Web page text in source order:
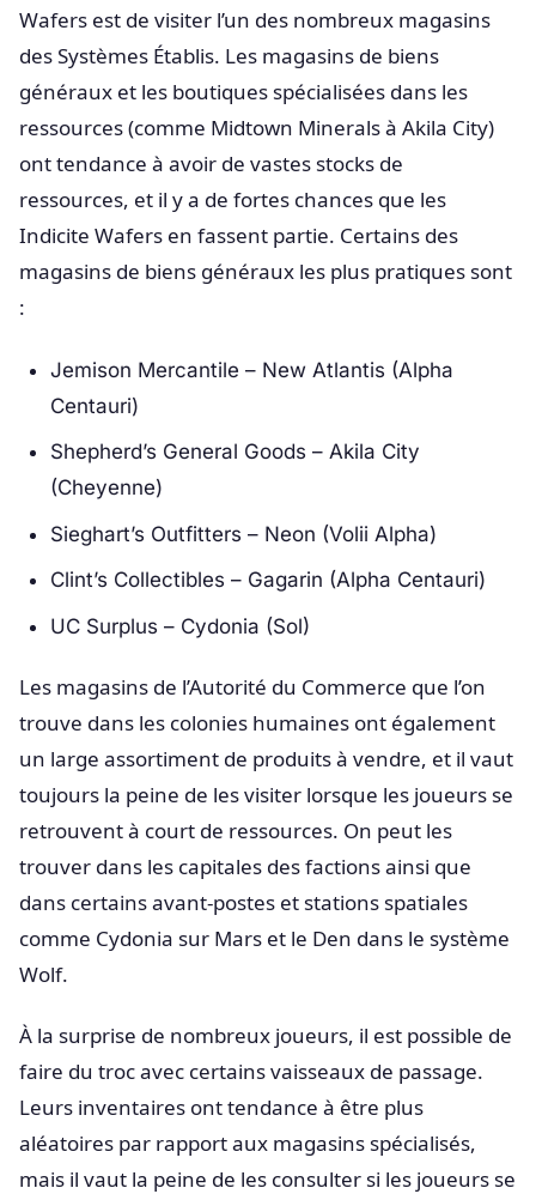
Wafers est de visiter l’un des nombreux magasins
des Systèmes Établis. Les magasins de biens
généraux et les boutiques spécialisées dans les
ressources (comme Midtown Minerals à Akila City)
ont tendance à avoir de vastes stocks de
ressources, et il y a de fortes chances que les
Indicite Wafers en fassent partie. Certains des
magasins de biens généraux les plus pratiques sont
:
Jemison Mercantile – New Atlantis (Alpha
Centauri)
Shepherd’s General Goods – Akila City
(Cheyenne)
Sieghart’s Outfitters – Neon (Volii Alpha)
Clint’s Collectibles – Gagarin (Alpha Centauri)
UC Surplus – Cydonia (Sol)
Les magasins de l’Autorité du Commerce que l’on
trouve dans les colonies humaines ont également
un large assortiment de produits à vendre, et il vaut
toujours la peine de les visiter lorsque les joueurs se
retrouvent à court de ressources. On peut les
trouver dans les capitales des factions ainsi que
dans certains avant-postes et stations spatiales
comme Cydonia sur Mars et le Den dans le système
Wolf.
À la surprise de nombreux joueurs, il est possible de
faire du troc avec certains vaisseaux de passage.
Leurs inventaires ont tendance à être plus
aléatoires par rapport aux magasins spécialisés,
mais il vaut la peine de les consulter si les joueurs se